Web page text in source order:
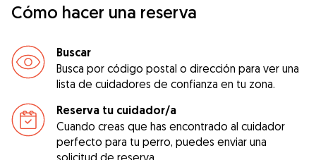
Cómo hacer una reserva
Buscar
Busca por código postal o dirección para ver una
lista de cuidadores de confianza en tu zona.
Reserva tu cuidador/a
Cuando creas que has encontrado al cuidador
perfecto para tu perro, puedes enviar una
solicitud de reserva.